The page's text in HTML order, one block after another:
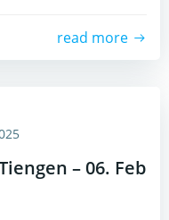
read more
– 06. Feb